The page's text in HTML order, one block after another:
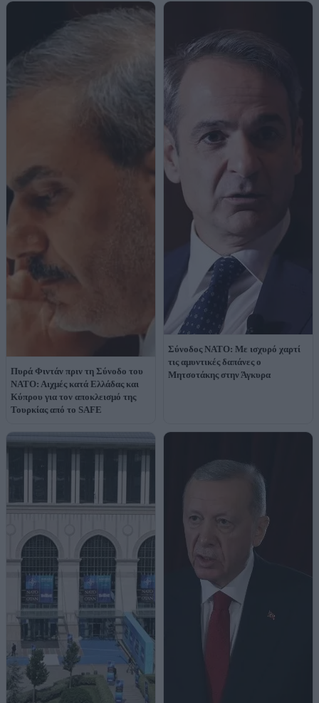
Πυρά Φιντάν πριν τη Σύνοδο του
ΝΑΤΟ: Αιχμές κατά Ελλάδας και
Κύπρου για τον αποκλεισμό της
Τουρκίας από το SAFE
Σύνοδος ΝΑΤΟ: Με ισχυρό χαρτί
τις αμυντικές δαπάνες ο
Μητσοτάκης στην Άγκυρα